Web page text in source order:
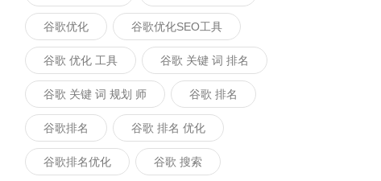
谷歌优化 谷歌优化SEO工具
谷歌 优化 工具 谷歌 关键 词 排名
谷歌 关键 词 规划 师 谷歌 排名
谷歌排名 谷歌 排名 优化
谷歌排名优化 谷歌 搜索